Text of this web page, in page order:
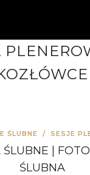
ŚLUBNE / SESJE
ŚLUBNE |
ŚLUBNA